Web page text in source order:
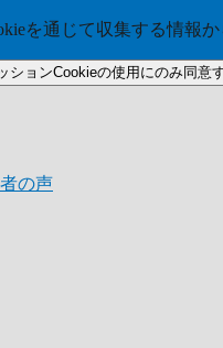
を通じて収集する情報
ションCookieの使用にのみ同意
の声